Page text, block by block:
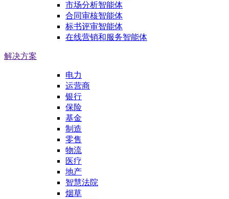
市场分析智能体
合同审核智能体
标书评审智能体
在线营销和服务智能体
解决方案
电力
运营商
银行
保险
基金
制造
零售
物流
医疗
地产
智慧法院
烟草